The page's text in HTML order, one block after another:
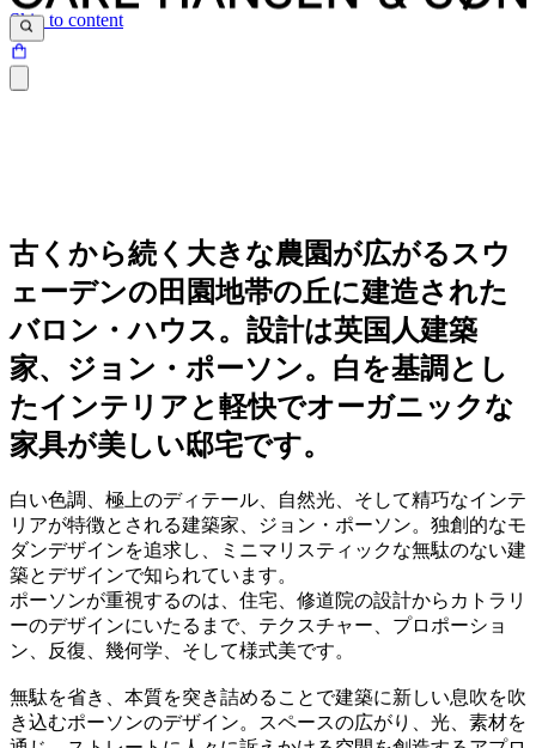
Skip to content
古くから続く大きな農園が広がるスウ
ェーデンの田園地帯の丘に建造された
バロン・ハウス。設計は英国人建築
家、ジョン・ポーソン。白を基調とし
たインテリアと軽快でオーガニックな
家具が美しい邸宅です。
白い色調、極上のディテール、自然光、そして精巧なインテ
リアが特徴とされる建築家、ジョン・ポーソン。独創的なモ
ダンデザインを追求し、ミニマリスティックな無駄のない建
築とデザインで知られています。
ポーソンが重視するのは、住宅、修道院の設計からカトラリ
ーのデザインにいたるまで、テクスチャー、プロポーショ
ン、反復、幾何学、そして様式美です。
無駄を省き、本質を突き詰めることで建築に新しい息吹を吹
き込むポーソンのデザイン。スペースの広がり、光、素材を